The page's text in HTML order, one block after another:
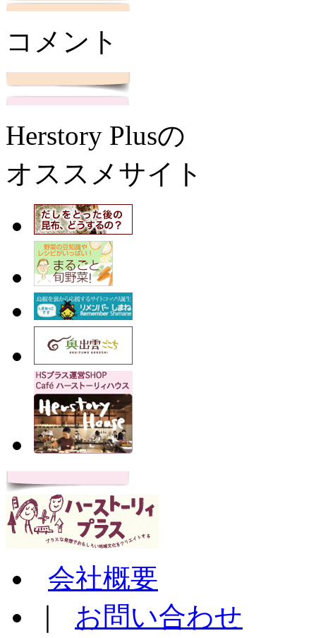
コメント
Herstory Plusの
オススメサイト
会社概要
お問い合わせ